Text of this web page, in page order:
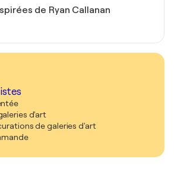
de Ryan Callanan
d'art
de galeries d'art